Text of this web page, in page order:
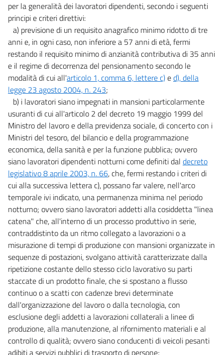
per la generalità dei lavoratori dipendenti, secondo i seguenti
principi e criteri direttivi:
a) previsione di un requisito anagrafico minimo ridotto di tre
anni e, in ogni caso, non inferiore a 57 anni di età, fermi
restando il requisito minimo di anzianità contributiva di 35 anni
e il regime di decorrenza del pensionamento secondo le
modalità di cui all'articolo 1, comma 6, lettere c)ed), della
legge 23 agosto 2004, n. 243;
b) i lavoratori siano impegnati in mansioni particolarmente
usuranti di cui all'articolo 2 del decreto 19 maggio 1999 del
Ministro del lavoro e della previdenza sociale, di concerto con i
Ministri del tesoro, del bilancio e della programmazione
economica, della sanità e per la funzione pubblica; ovvero
siano lavoratori dipendenti notturni come definiti dal decreto
legislativo 8 aprile 2003, n. 66, che, fermi restando i criteri di
cui alla successiva lettera c), possano far valere, nell'arco
temporale ivi indicato, una permanenza minima nel periodo
notturno; ovvero siano lavoratori addetti alla cosiddetta "linea
catena" che, all'interno di un processo produttivo in serie,
contraddistinto da un ritmo collegato a lavorazioni o a
misurazione di tempi di produzione con mansioni organizzate in
sequenze di postazioni, svolgano attività caratterizzate dalla
ripetizione costante dello stesso ciclo lavorativo su parti
staccate di un prodotto finale, che si spostano a flusso
continuo o a scatti con cadenze brevi determinate
dall'organizzazione del lavoro o dalla tecnologia, con
esclusione degli addetti a lavorazioni collaterali a linee di
produzione, alla manutenzione, al rifornimento materiali e al
controllo di qualità; ovvero siano conducenti di veicoli pesanti
adibiti a servizi pubblici di trasporto di persone;